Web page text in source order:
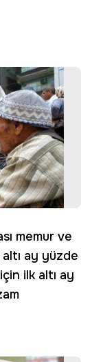
memur ve
ay yüzde
ilk altı ay